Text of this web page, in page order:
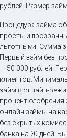
рублей. Размер
Процедура займа
просты и
льготными. Сумма
Первый займ без
— 50 000 рублей.
клиентов.
займ в онлайн-
процент одобрения
онлайн займы на
без скрытых
банка на 30 дней.